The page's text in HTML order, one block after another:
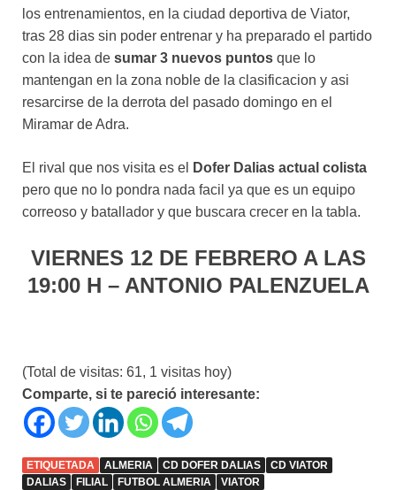
los entrenamientos, en la ciudad deportiva de Viator,
tras 28 dias sin poder entrenar y ha preparado el partido
con la idea de sumar 3 nuevos puntos que lo
mantengan en la zona noble de la clasificacion y asi
resarcirse de la derrota del pasado domingo en el
Miramar de Adra.
El rival que nos visita es el
Dofer Dalias actual colista
pero que no lo pondra nada facil ya que es un equipo
correoso y batallador y que buscara crecer en la tabla.
VIERNES 12 DE FEBRERO A LAS
19:00 H – ANTONIO PALENZUELA
(Total de visitas: 61, 1 visitas hoy)
Comparte, si te pareció interesante:
ETIQUETADA ALMERIA CD DOFER DALIAS
CD VIATOR
DALIAS
FILIAL FUTBOL ALMERIA VIATOR